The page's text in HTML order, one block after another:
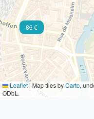
86 €
Leaflet |Map tiles byCarto,
ODbL.